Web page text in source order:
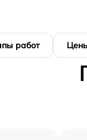
работ